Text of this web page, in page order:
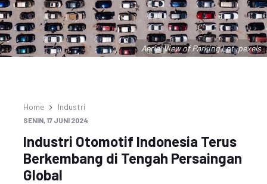
Aerial View of Parking Lot .pexels
Home Industri
SENIN, 17 JUNI 2024
Industri Otomotif Indonesia Terus
Berkembang di Tengah Persaingan
Global